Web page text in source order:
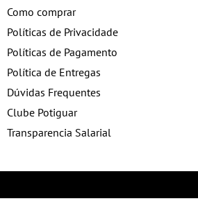
Como comprar
Políticas de Privacidade
Políticas de Pagamento
Política de Entregas
Dúvidas Frequentes
Clube Potiguar
Transparencia Salarial